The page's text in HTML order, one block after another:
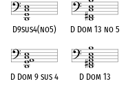
D9sus4(no5) D Dom 13 no 5
D Dom 9 sus 4 D Dom 13